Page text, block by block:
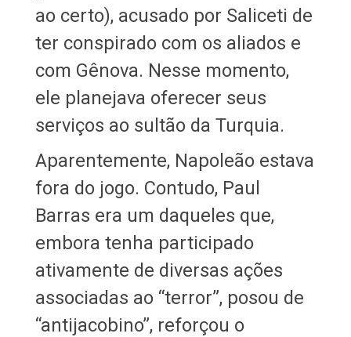
ao certo), acusado por Saliceti de
ter conspirado com os aliados e
com Gênova. Nesse momento,
ele planejava oferecer seus
serviços ao sultão da Turquia.
Aparentemente, Napoleão estava
fora do jogo. Contudo, Paul
Barras era um daqueles que,
embora tenha participado
ativamente de diversas ações
associadas ao “terror”, posou de
“antijacobino”, reforçou o